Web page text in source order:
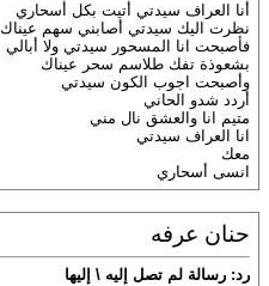
أنا العراف سيدتي أتيت بكل أسحاري
نظرت اليك سيدتي أصابني سهم عيناك
فأصبحت انا المسحور سيدتي ولا أبالي
بشعوذة تفك طلاسم سحر عيناك
وأصبحت اجوب الكون سيدتي
أردد شدو الحاني
متيم انا والعشق نال مني
انا العراف سيدتي
معك
انسى أسحاري
حنان عرفه
رد: رسالة لم تصل إليه \ إليها